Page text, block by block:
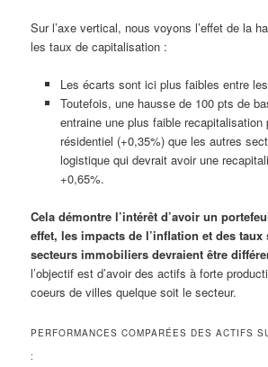
Sur l’axe vertical, nous voyons l’effet de la
les taux de capitalisation :
Les écarts sont ici plus faibles entre
Toutefois, une hausse de 100 pts de
entraine une plus faible recapitalisation
résidentiel (+0,35%) que les autres
logistique qui devrait avoir une
+0,65%.
Cela démontre l’intérêt d’avoir un
effet, les impacts de l’inflation et des
secteurs immobiliers devraient être
l’objectif est d’avoir des actifs à forte
coeurs de villes quelque soit le secteur.
PERFORMANCES COMPARÉES DES ACTIFS
: